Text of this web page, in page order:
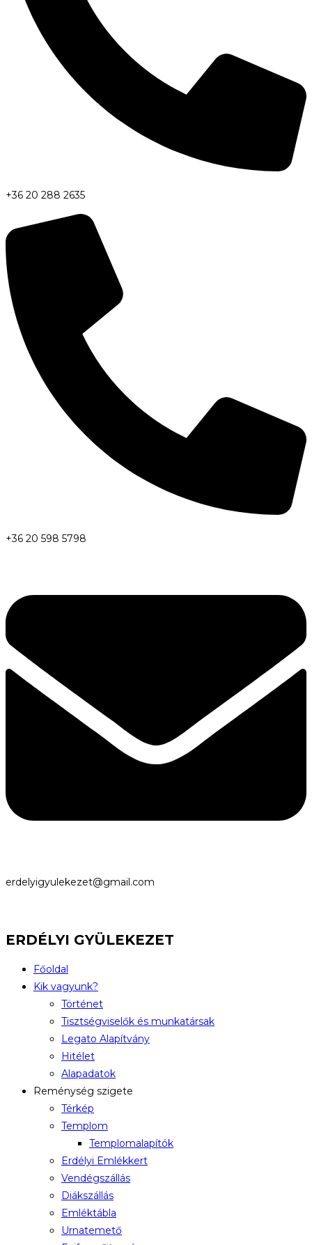
+36 20 288 2635
+36 20 598 5798
erdelyigyulekezet@gmail.com
ERDÉLYI GYÜLEKEZET
Főoldal
Kik vagyunk?
Történet
Tisztségviselők és munkatársak
Legato Alapítvány
Hitélet
Alapadatok
Reménység szigete
Térkép
Templom
Templomalapítók
Erdélyi Emlékkert
Vendégszállás
Diákszállás
Emléktábla
Urnatemető